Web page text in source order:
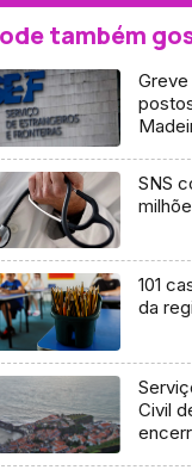
também
SNS
101
da
Civil